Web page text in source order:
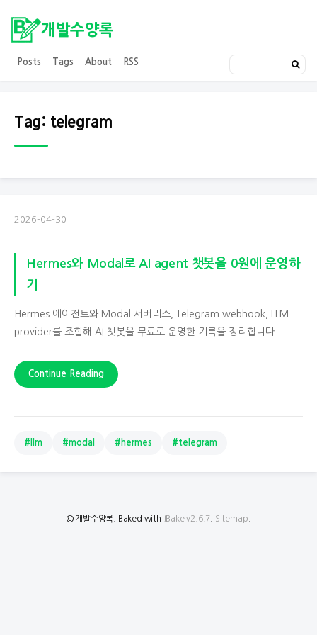
개발수양록
Posts Tags About RSS
Tag: telegram
2026-04-30
Hermes와 Modal로 AI agent 챗봇을 0원에 운영하
기
Hermes 에이전트와 Modal 서버리스, Telegram webhook, LLM
provider를 조합해 AI 챗봇을 무료로 운영한 기록을 정리합니다.
Continue Reading
#llm #modal #hermes #telegram
© 개발수양록. Baked with JBake v2.6.7 Sitemap